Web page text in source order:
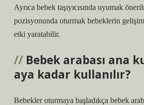
Ayrıca bebek taşıyıcısında uyumak
pozisyonunda oturmak bebeklerin
etki yaratabilir.
Bebek arabası ana
aya kadar kullanılır?
Bebekler oturmaya başladıkça bebek